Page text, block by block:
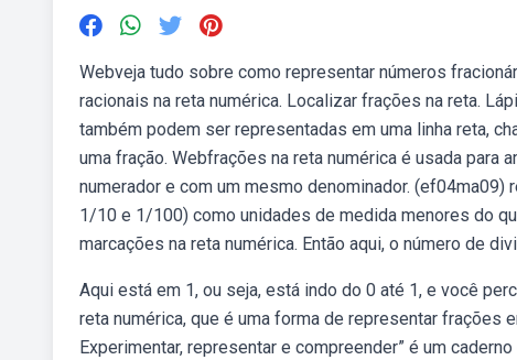
Webveja tudo sobre como representar números
racionais na reta numérica. Localizar frações na reta.
também podem ser representadas em uma linha reta,
uma fração. Webfrações na reta numérica é usada para
numerador e com um mesmo denominador.
1/10 e 1/100) como unidades de medida menores do
marcações na reta numérica. Então aqui, o número de
Aqui está em 1, ou seja, está indo do 0 até 1, e você
reta numérica, que é uma forma de representar frações
Experimentar, representar e compreender” é um